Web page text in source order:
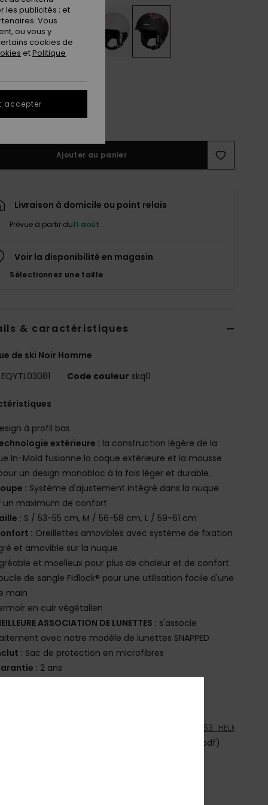
M L
le Guide des tailles
Ajouter au panier
Livraison à domicile ou point relais
Prévue à partir du11 août
Voir la disponibilité en magasin
Sélectionnez une taille
& caractéristiques
de ski Noir Homme
EQYTL03081 Code couleur skq0
à profil bas
extérieure : la construction légère de la
In-Mold fusionne la coque extérieure et la mousse
pour un design monobloc à la fois léger et durable.
: Système d'ajustement intégré dans la nuque
un maximum de confort
: S / 53-55 cm, M / 56-58 cm, L / 59-61 cm
: Oreillettes amovibles avec système de fixation
et amovible sur la nuque
et moelleux pour plus de chaleur et de confort.
de sangle Fidlock® pour une utilisation facile d'une
main
en cuir végétalien
ASSOCIATION DE LUNETTES : s'associe
avec notre modèle de lunettes SNAPPED
: Sac de protection en microfibres
: 2 ans
cdn.napali.app/static/global/certificates/S263_HELMETS/
helmets.pdf)
les publicités ; et
Vous
ou vous y
cookies de
etPolitique
accepter